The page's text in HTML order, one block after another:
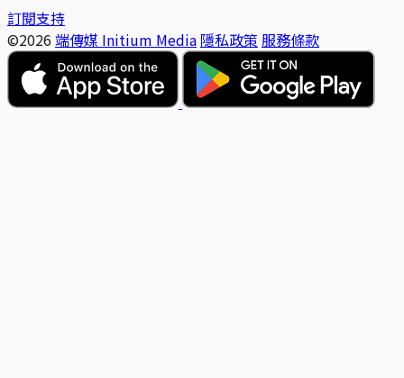
訂閱支持
©2026 端傳媒 Initium Media 隱私政策 服務條款